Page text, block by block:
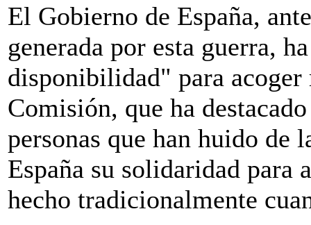
El Gobierno de España,
generada por esta guerra,
disponibilidad" para
Comisión, que ha
personas que han huido de
España su solidaridad para
hecho tradicionalmente